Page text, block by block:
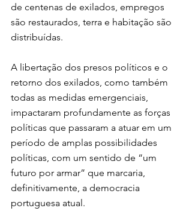
de centenas de exilados, empregos
são restaurados, terra e habitação são
distribuídas.
A libertação dos presos políticos e o
retorno dos exilados, como também
todas as medidas emergenciais,
impactaram profundamente as forças
políticas que passaram a atuar em um
período de amplas possibilidades
políticas, com um sentido de “um
futuro por armar” que marcaria,
definitivamente, a democracia
portuguesa atual.